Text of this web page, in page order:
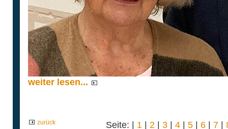
weiter lesen...
zurück Seite: | 1 | 2 | 3 | 4 | 5 | 6 | 7 |